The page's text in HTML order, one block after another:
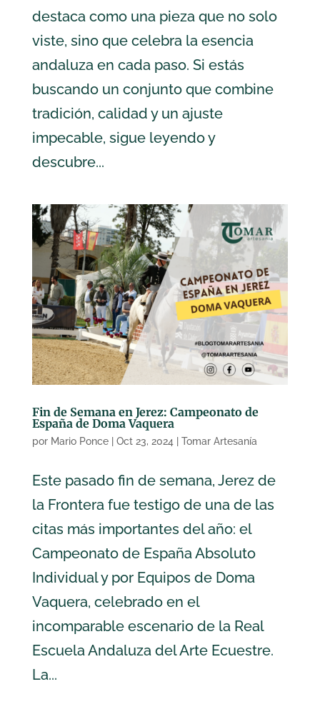
destaca como una pieza que no solo
viste, sino que celebra la esencia
andaluza en cada paso. Si estás
buscando un conjunto que combine
tradición, calidad y un ajuste
impecable, sigue leyendo y
descubre...
Fin de Semana en Jerez: Campeonato de
España de Doma Vaquera
por Mario Ponce| Oct 23, 2024 Tomar Artesanía
Este pasado fin de semana, Jerez de
la Frontera fue testigo de una de las
citas más importantes del año: el
Campeonato de España Absoluto
Individual y por Equipos de Doma
Vaquera, celebrado en el
incomparable escenario de la Real
Escuela Andaluza del Arte Ecuestre.
La...